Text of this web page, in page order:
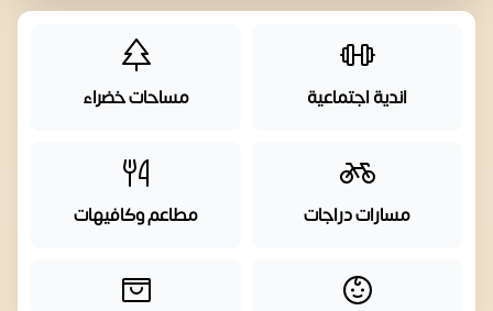
اندية اجتماعية مساحات خضراء
مسارات دراجات مطاعم وكافيهات